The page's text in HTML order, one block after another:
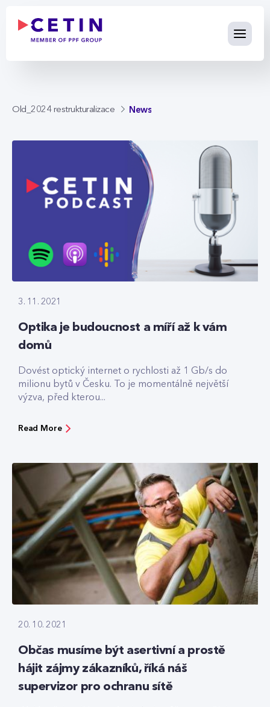
Old_2024 restrukturalizace News
3. 11. 2021
Optika je budoucnost a míří až k vám
domů
Dovést optický internet o rychlosti až 1 Gb/s do
milionu bytů v Česku. To je momentálně největší
výzva, před kterou...
Read More
20. 10. 2021
Občas musíme být asertivní a prostě
hájit zájmy zákazníků, říká náš
supervizor pro ochranu sítě